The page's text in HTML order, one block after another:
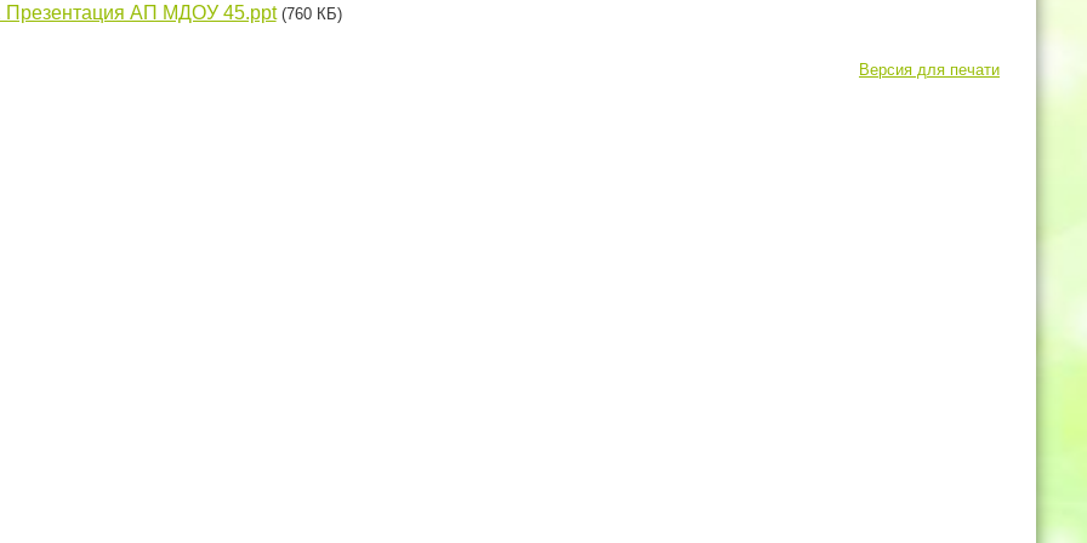
Презентация АП МДОУ 45.ppt (760 КБ)
Версия для печати